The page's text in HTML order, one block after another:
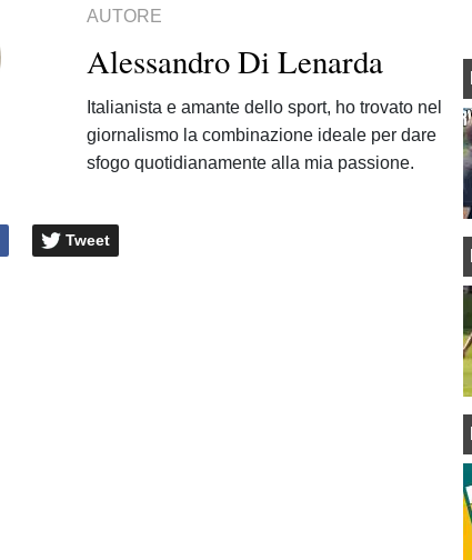
AUTORE
Alessandro Di Lenarda
Italianista e amante dello sport, ho trovato nel
giornalismo la combinazione ideale per dare
sfogo quotidianamente alla mia passione.
Tweet